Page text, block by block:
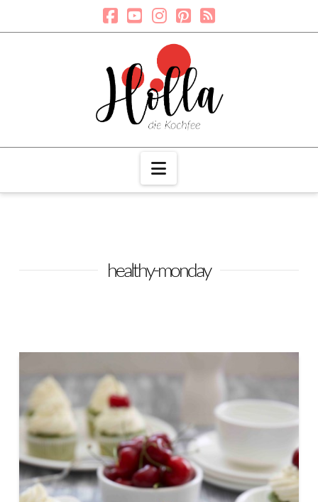
Navigation
healthy-monday